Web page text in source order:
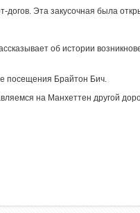
Эта закусочная была
об истории
посещения Брайтон Бич.
на Манхеттен другой